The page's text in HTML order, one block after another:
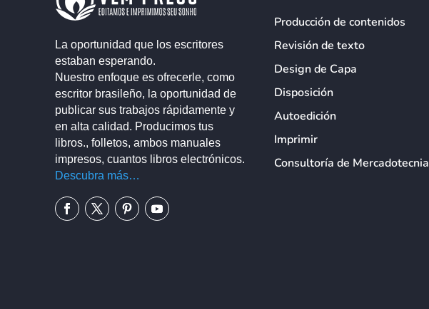
La oportunidad que los escritores
estaban esperando.
Nuestro enfoque es ofrecerle, como
escritor brasileño, la oportunidad de
publicar sus trabajos rápidamente y
en alta calidad. Producimos tus
libros., folletos, ambos manuales
impresos, cuantos libros electrónicos.
Descubra más…
Producción de contenidos
Revisión de texto
Design de Capa
Disposición
Autoedición
Imprimir
Consultoría de Mercadotecnia